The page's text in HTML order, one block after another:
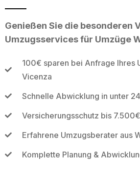
Genießen Sie die besonderen
Umzugsservices für Umzüge
100€ sparen bei Anfrage Ihres
Vicenza
Schnelle Abwicklung in unter
Versicherungsschutz bis
Erfahrene Umzugsberater aus
Komplette Planung &